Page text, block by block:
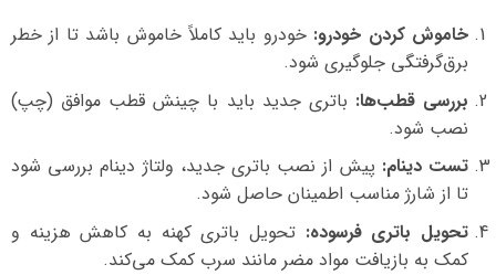
خاموش کردن خودرو: خودرو باید کاملاً خاموش باشد تا از خطر
برق‌گرفتگی جلوگیری شود.
بررسی قطب‌ها: باتری جدید باید با چینش قطب موافق (چپ)
نصب شود.
تست دینام: پیش از نصب باتری جدید، ولتاژ دینام بررسی شود
تا از شارژ مناسب اطمینان حاصل شود.
تحویل باتری فرسوده: تحویل باتری کهنه به کاهش هزینه و
کمک به بازیافت مواد مضر مانند سرب کمک می‌کند.